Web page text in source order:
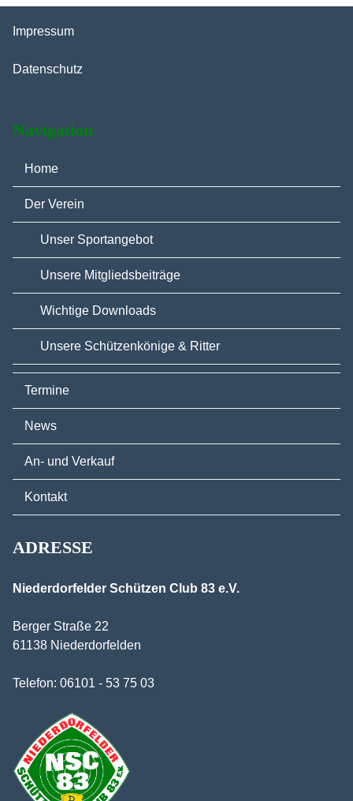
Impressum
Datenschutz
Navigation
Home
Der Verein
Unser Sportangebot
Unsere Mitgliedsbeiträge
Wichtige Downloads
Unsere Schützenkönige & Ritter
Termine
News
An- und Verkauf
Kontakt
ADRESSE
Niederdorfelder Schützen Club 83 e.V.
Berger Straße 22
61138 Niederdorfelden
Telefon: 06101 - 53 75 03